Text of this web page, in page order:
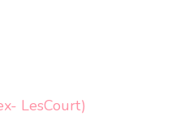
LesCourt)